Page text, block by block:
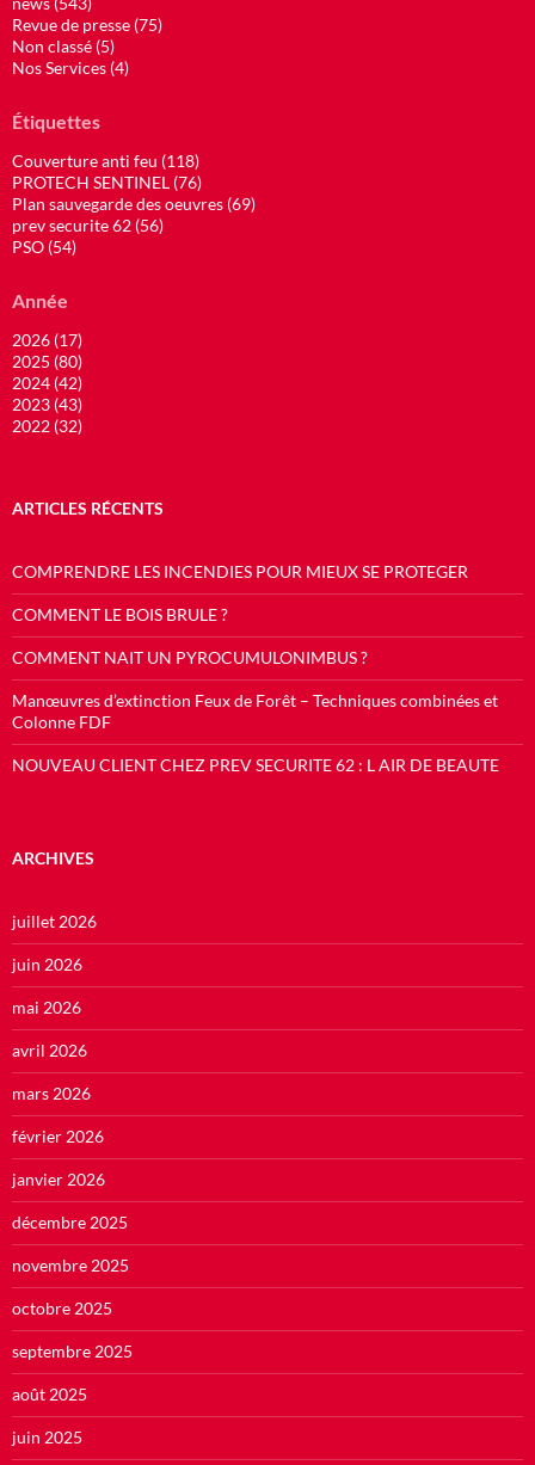
Revue de presse (75)
Non classé (5)
Nos Services (4)
Étiquettes
Couverture anti feu (118)
PROTECH SENTINEL (76)
Plan sauvegarde des oeuvres (69)
prev securite 62 (56)
PSO (54)
Année
2026 (17)
2025 (80)
2024 (42)
2023 (43)
2022 (32)
ARTICLES RÉCENTS
COMPRENDRE LES INCENDIES POUR MIEUX SE PROTEGER
COMMENT LE BOIS BRULE ?
COMMENT NAIT UN PYROCUMULONIMBUS ?
Manœuvres d’extinction Feux de Forêt – Techniques combinées et
Colonne FDF
NOUVEAU CLIENT CHEZ PREV SECURITE 62 : L AIR DE BEAUTE
ARCHIVES
juillet 2026
juin 2026
mai 2026
avril 2026
mars 2026
février 2026
janvier 2026
décembre 2025
novembre 2025
octobre 2025
septembre 2025
août 2025
juin 2025